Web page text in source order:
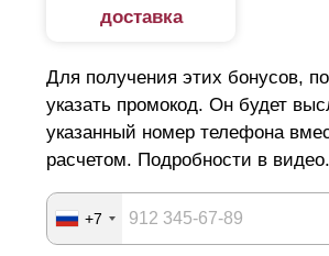
доставка
Для получения этих бонусов,
указать промокод. Он будет
указанный номер телефона
расчетом. Подробности в видео.
+7